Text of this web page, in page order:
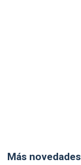
Más novedades